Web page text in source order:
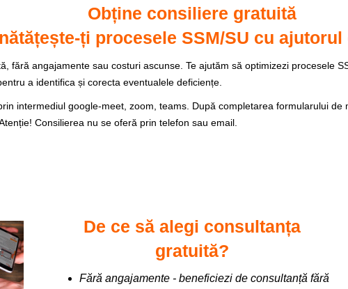
Obține consiliere gratuită
ți procesele SSM/SU cu
fără angajamente sau costuri ascunse. Te ajutăm să optimizezi procesele
a identifica și corecta eventualele deficiențe.
intermediul google-meet, zoom, teams. După completarea formularului
Consilierea nu se oferă prin telefon sau email.
De ce să alegi consultanța
gratuită?
Fără angajamente - beneficiezi de consultanță fără